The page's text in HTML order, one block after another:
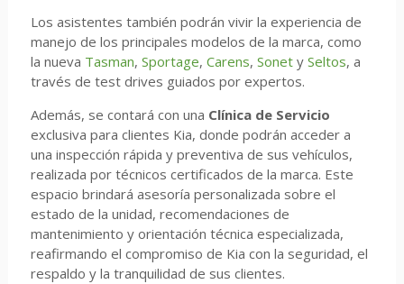
Los asistentes también podrán vivir la experiencia de
manejo de los principales modelos de la marca, como
la nueva Tasman, Sportage, Carens, Sonety Seltos, a
través de test drives guiados por expertos.
Además, se contará con una Clínica de Servicio
exclusiva para clientes Kia, donde podrán acceder a
una inspección rápida y preventiva de sus vehículos,
realizada por técnicos certificados de la marca. Este
espacio brindará asesoría personalizada sobre el
estado de la unidad, recomendaciones de
mantenimiento y orientación técnica especializada,
reafirmando el compromiso de Kia con la seguridad, el
respaldo y la tranquilidad de sus clientes.